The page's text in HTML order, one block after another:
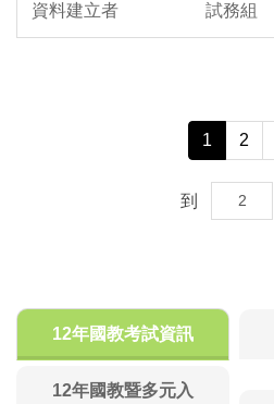
試務組
1 2
到
12年國教考試資訊
12年國教暨多元入